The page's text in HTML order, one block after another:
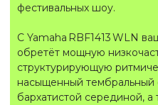
фестивальных шоу.
С Yamaha RBF1413 WLN
обретёт мощную
структурирующую
насыщенный тембральный
бархатистой серединой, а